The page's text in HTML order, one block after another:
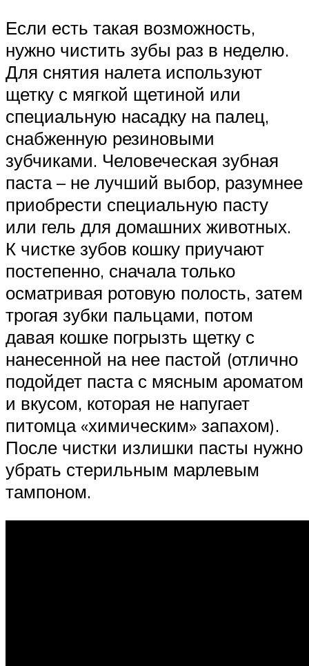
Если есть такая возможность,
нужно чистить зубы раз в неделю.
Для снятия налета используют
щетку с мягкой щетиной или
специальную насадку на палец,
снабженную резиновыми
зубчиками. Человеческая зубная
паста – не лучший выбор, разумнее
приобрести специальную пасту
или гель для домашних животных.
К чистке зубов кошку приучают
постепенно, сначала только
осматривая ротовую полость, затем
трогая зубки пальцами, потом
давая кошке погрызть щетку с
нанесенной на нее пастой (отлично
подойдет паста с мясным ароматом
и вкусом, которая не напугает
питомца «химическим» запахом).
После чистки излишки пасты нужно
убрать стерильным марлевым
тампоном.